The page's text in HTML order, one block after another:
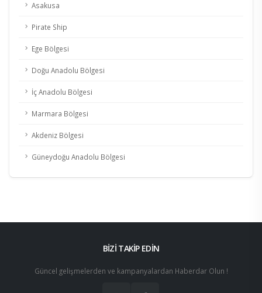
Asakusa
Pirate Ship
Ege Bölgesi
Doğu Anadolu Bölgesi
İç Anadolu Bölgesi
Marmara Bölgesi
Akdeniz Bölgesi
Güneydoğu Anadolu Bölgesi
BİZİ TAKİP EDİN
Güncel gelişmelerden ve kampanyalardan Haberdar Olun !